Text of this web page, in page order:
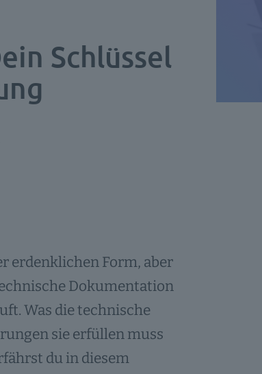
Schlüssel
erdenklichen Form, aber
Dokumentation
Was die technische
sie erfüllen muss
du in diesem